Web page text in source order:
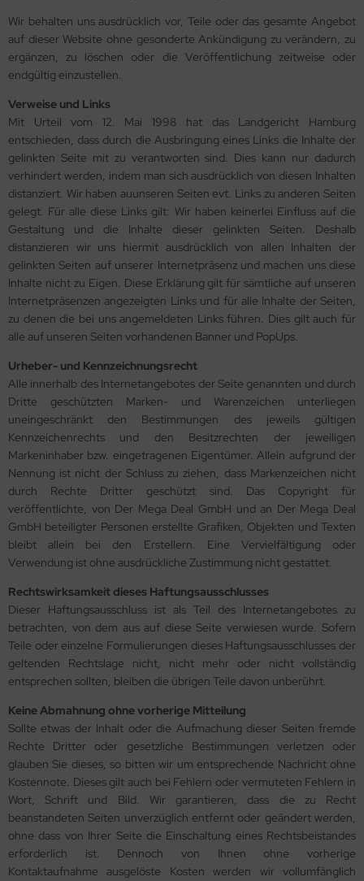
Wir behalten uns ausdrücklich vor, Teile oder das gesamte Angebot
auf dieser Website ohne gesonderte Ankündigung zu verändern, zu
ergänzen, zu löschen oder die Veröffentlichung zeitweise oder
endgültig einzustellen.
Verweise und Links
Mit Urteil vom 12. Mai 1998 hat das Landgericht Hamburg
entschieden, dass durch die Ausbringung eines Links die Inhalte der
gelinkten Seite mit zu verantworten sind. Dies kann nur dadurch
verhindert werden, indem man sich ausdrücklich von diesen Inhalten
distanziert. Wir haben auunseren Seiten evt. Links zu anderen Seiten
gelegt. Für alle diese Links gilt: Wir haben keinerlei Einfluss auf die
Gestaltung und die Inhalte dieser gelinkten Seiten. Deshalb
distanzieren wir uns hiermit ausdrücklich von allen Inhalten der
gelinkten Seiten auf unserer Internetpräsenz und machen uns diese
Inhalte nicht zu Eigen. Diese Erklärung gilt für sämtliche auf unseren
Internetpräsenzen angezeigten Links und für alle Inhalte der Seiten,
zu denen die bei uns angemeldeten Links führen. Dies gilt auch für
alle auf unseren Seiten vorhandenen Banner und PopUps.
Urheber- und Kennzeichnungsrecht
Alle innerhalb des Internetangebotes der Seite genannten und durch
Dritte geschützten Marken- und Warenzeichen unterliegen
uneingeschränkt den Bestimmungen des jeweils gültigen
Kennzeichenrechts und den Besitzrechten der jeweiligen
Markeninhaber bzw. eingetragenen Eigentümer. Allein aufgrund der
Nennung ist nicht der Schluss zu ziehen, dass Markenzeichen nicht
durch Rechte Dritter geschützt sind. Das Copyright für
veröffentlichte, von Der Mega Deal GmbH und an Der Mega Deal
GmbH beteiligter Personen erstellte Grafiken, Objekten und Texten
bleibt allein bei den Erstellern. Eine Vervielfältigung oder
Verwendung ist ohne ausdrückliche Zustimmung nicht gestattet.
Rechtswirksamkeit dieses Haftungsausschlusses
Dieser Haftungsausschluss ist als Teil des Internetangebotes zu
betrachten, von dem aus auf diese Seite verwiesen wurde. Sofern
Teile oder einzelne Formulierungen dieses Haftungsausschlusses der
geltenden Rechtslage nicht, nicht mehr oder nicht vollständig
entsprechen sollten, bleiben die übrigen Teile davon unberührt.
Keine Abmahnung ohne vorherige Mitteilung
Sollte etwas der Inhalt oder die Aufmachung dieser Seiten fremde
Rechte Dritter oder gesetzliche Bestimmungen verletzen oder
glauben Sie dieses, so bitten wir um entsprechende Nachricht ohne
Kostennote. Dieses gilt auch bei Fehlern oder vermuteten Fehlern in
Wort, Schrift und Bild. Wir garantieren, dass die zu Recht
beanstandeten Seiten unverzüglich entfernt oder geändert werden,
ohne dass von Ihrer Seite die Einschaltung eines Rechtsbeistandes
erforderlich ist. Dennoch von Ihnen ohne vorherige
Kontaktaufnahme ausgelöste Kosten werden wir vollumfänglich